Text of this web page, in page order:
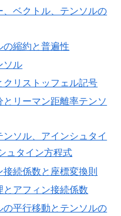
ベクトル、テンソルの
の縮約と普遍性
ソル
リストッフェル記号
リーマン距離率テンソ
ソル、アインシュタイ
ュタイン方程式
続係数と座標変換則
アフィン接続係数
平行移動とテンソルの